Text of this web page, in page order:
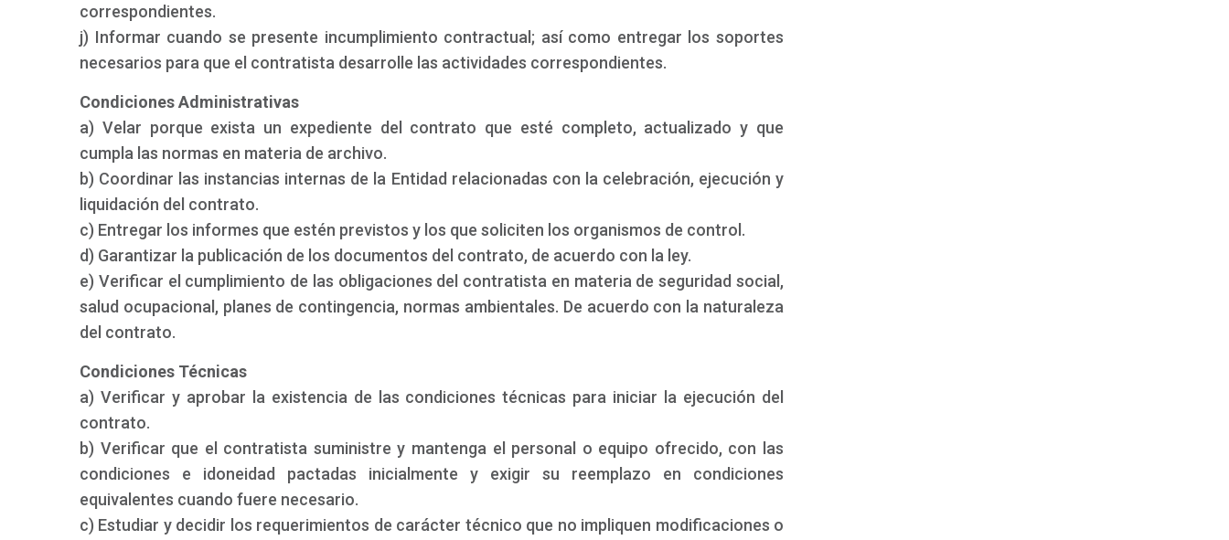
correspondientes.
j) Informar cuando se presente incumplimiento contractual; así como entregar los soportes
necesarios para que el contratista desarrolle las actividades correspondientes.
Condiciones Administrativas
a) Velar porque exista un expediente del contrato que esté completo, actualizado y que
cumpla las normas en materia de archivo.
b) Coordinar las instancias internas de la Entidad relacionadas con la celebración, ejecución y
liquidación del contrato.
c) Entregar los informes que estén previstos y los que soliciten los organismos de control.
d) Garantizar la publicación de los documentos del contrato, de acuerdo con la ley.
e) Verificar el cumplimiento de las obligaciones del contratista en materia de seguridad social,
salud ocupacional, planes de contingencia, normas ambientales. De acuerdo con la naturaleza
del contrato.
Condiciones Técnicas
a) Verificar y aprobar la existencia de las condiciones técnicas para iniciar la ejecución del
contrato.
b) Verificar que el contratista suministre y mantenga el personal o equipo ofrecido, con las
condiciones e idoneidad pactadas inicialmente y exigir su reemplazo en condiciones
equivalentes cuando fuere necesario.
c) Estudiar y decidir los requerimientos de carácter técnico que no impliquen modificaciones o